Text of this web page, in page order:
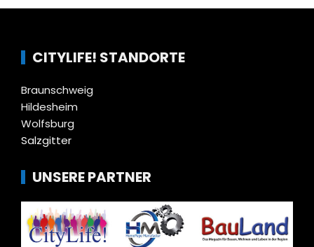
CITYLIFE! STANDORTE
Braunschweig
Hildesheim
Wolfsburg
Salzgitter
UNSERE PARTNER